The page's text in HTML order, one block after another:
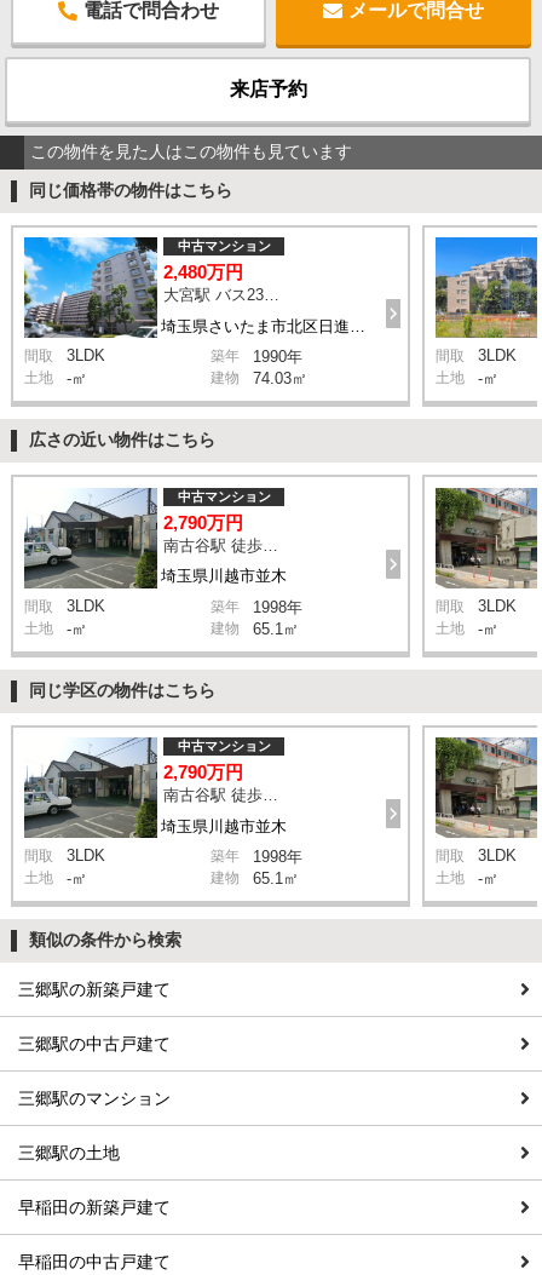
電話で問合わせ メールで問合せ
来店予約
この物件を見た人はこの物件も見ています
同じ価格帯の物件はこちら
中古マンション
2,480万円
大宮駅 バス23分 停歩2分
間取 3LDK 築年 1990年
土地 -㎡ 建物 74.03㎡
間取 3LDK
土地 -㎡
広さの近い物件はこちら
埼玉県川越市並木
中古マンション
2,790万円
間取 3LDK 築年 1998年
土地 -㎡ 建物 65.1㎡
間取 3LDK
土地 -㎡
同じ学区の物件はこちら
埼玉県川越市並木
中古マンション
2,790万円
南古谷駅 徒歩4分
間取 3LDK 築年 1998年
土地 -㎡ 建物 65.1㎡
間取 3LDK
土地 -㎡
類似の条件から検索
三郷駅の新築戸建て
三郷駅の中古戸建て
三郷駅のマンション
三郷駅の土地
早稲田の新築戸建て
早稲田の中古戸建て